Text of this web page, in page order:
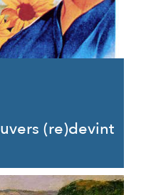
(re)devint